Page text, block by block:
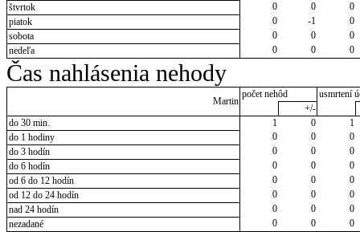
štvrtok
0 0
0
piatok
0 -1
0
sobota
0 0
0
nedeľa
0 0 0
Čas nahlásenia nehody
Martin
počet nehôd
usmrtení
+/-
do 30 min.
1 0
1
do 1 hodiny
0 0
0
do 3 hodín
0 0
0
do 6 hodín
0 0
0
od 6 do 12 hodín
0 0
0
od 12 do 24 hodín
0 0
0
nad 24 hodín
0 0
0
nezadané
0 0 0